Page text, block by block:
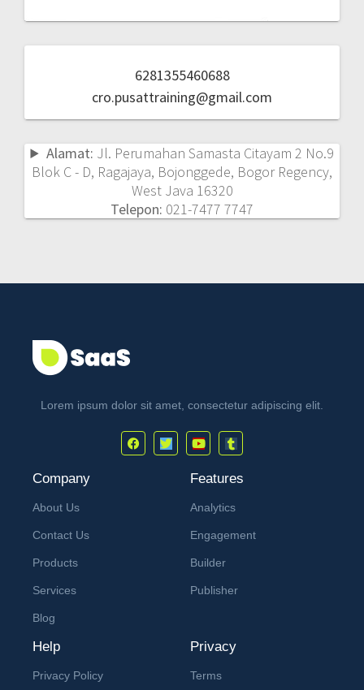
6281355460688
cro.pusattraining@gmail.com
Alamat: Jl. Perumahan Samasta Citayam 2 No.9
Blok C - D, Ragajaya, Bojonggede, Bogor Regency,
West Java 16320
Telepon: 021-7477 7747
Lorem ipsum dolor sit amet, consectetur adipiscing elit.
Company
About Us
Contact Us
Products
Services
Blog
Features
Analytics
Engagement
Builder
Publisher
Help
Privacy Policy
Privacy
Terms